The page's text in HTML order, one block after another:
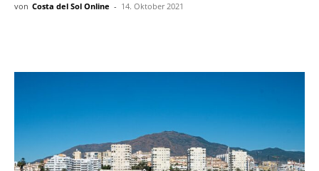
von Costa del Sol Online - 14. Oktober 2021